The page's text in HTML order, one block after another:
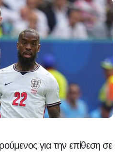
για την επίθεση σε